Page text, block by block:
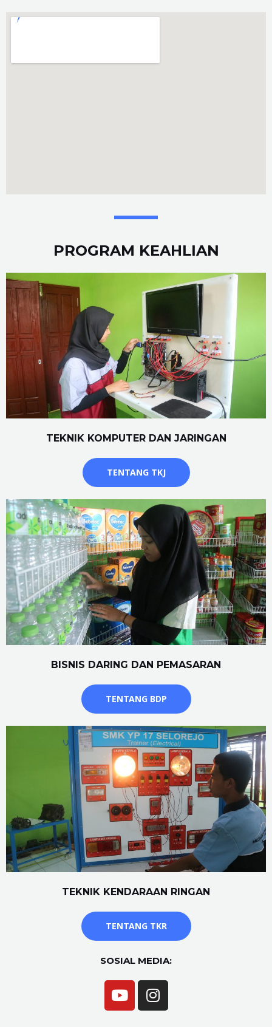
PROGRAM KEAHLIAN
TEKNIK KOMPUTER DAN JARINGAN
TENTANG TKJ
BISNIS DARING DAN PEMASARAN
TENTANG BDP
TEKNIK KENDARAAN RINGAN
TENTANG TKR
SOSIAL MEDIA: